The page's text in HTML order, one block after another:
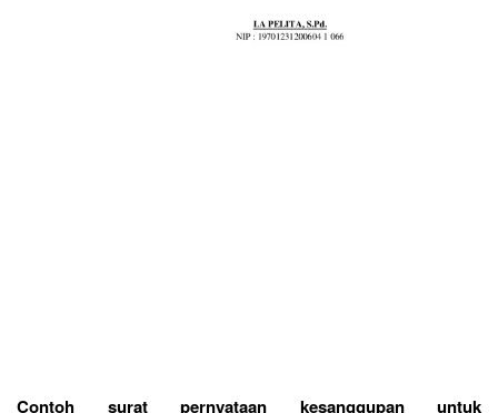
Contoh surat pernyataan kesanggupan untuk